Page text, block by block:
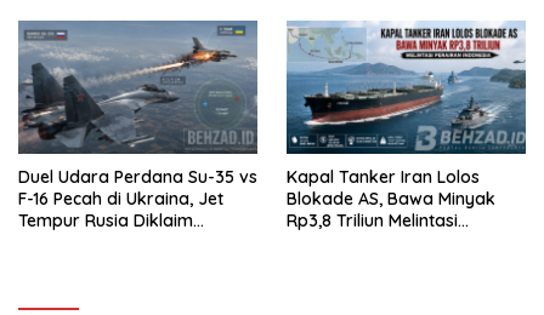
Duel Udara Perdana Su-35 vs
F-16 Pecah di Ukraina, Jet
Tempur Rusia Diklaim
Kapal Tanker Iran Lolos
Blokade AS, Bawa Minyak
Rp3,8 Triliun Melintasi